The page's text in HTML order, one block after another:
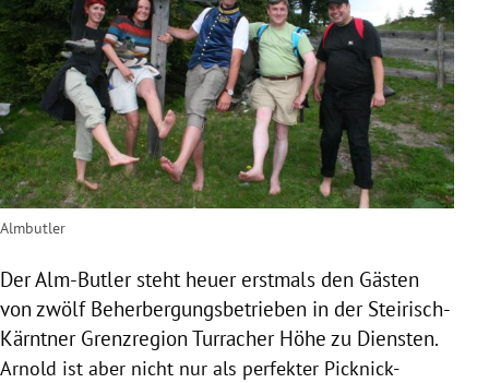
Almbutler
Der Alm-Butler steht heuer erstmals den Gästen
von zwölf Beherbergungsbetrieben in der Steirisch-
Kärntner Grenzregion Turracher Höhe zu Diensten.
Arnold ist aber nicht nur als perfekter Picknick-